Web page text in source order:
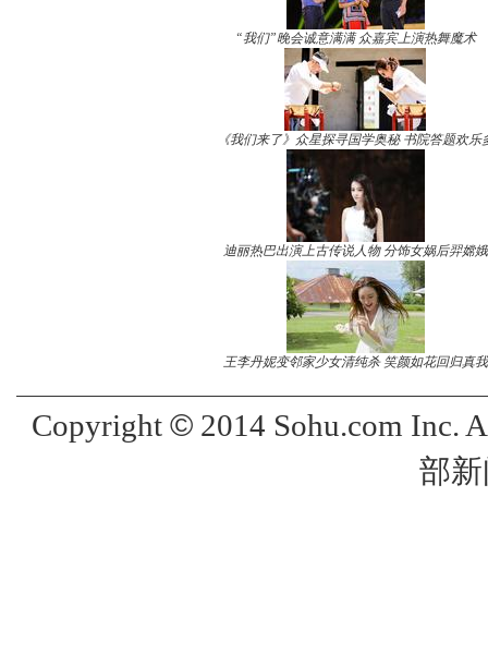
“我们”晚会诚意满满 众嘉宾上演热舞魔术
《我们来了》众星探寻国学奥秘 书院答题欢乐
迪丽热巴出演上古传说人物 分饰女娲后羿嫦娥
王李丹妮变邻家少女清纯杀 笑颜如花回归真我
Copyright ©2014 Sohu.com Inc.
部